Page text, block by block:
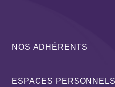
NOS ADHÉRENTS
ESPACES PERSONNELS